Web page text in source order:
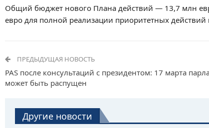
Общий бюджет нового Плана действий — 13,7 млн
евро для полной реализации приоритетных действий
ПРЕДЫДУЩАЯ НОВОСТЬ
PAS после консультаций с президентом: 17 марта
может быть распущен
Другие новости